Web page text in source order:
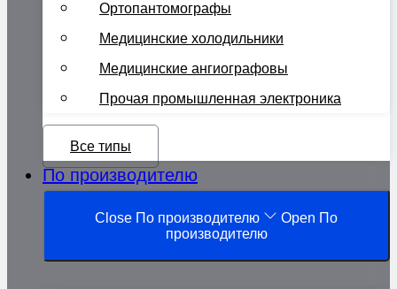
Ортопантомографы
Медицинские холодильники
Медицинские ангиографовы
Прочая промышленная электроника
Все типы
По производителю
Close По производителю
Open По
производителю